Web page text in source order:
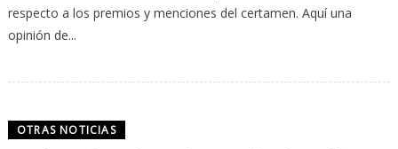
respecto a los premios y menciones del certamen. Aquí una
opinión de...
OTRAS NOTICIAS